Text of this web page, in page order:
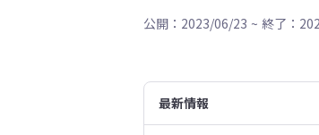
公開：2023/06/23 ~ 終了：
最新情報